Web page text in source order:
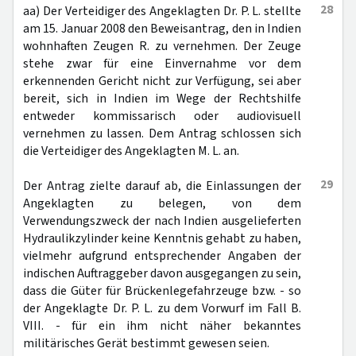
28
aa) Der Verteidiger des Angeklagten Dr. P. L. stellte
am 15. Januar 2008 den Beweisantrag, den in Indien
wohnhaften Zeugen R. zu vernehmen. Der Zeuge
stehe zwar für eine Einvernahme vor dem
erkennenden Gericht nicht zur Verfügung, sei aber
bereit, sich in Indien im Wege der Rechtshilfe
entweder kommissarisch oder audiovisuell
vernehmen zu lassen. Dem Antrag schlossen sich
die Verteidiger des Angeklagten M. L. an.
29
Der Antrag zielte darauf ab, die Einlassungen der
Angeklagten zu belegen, von dem
Verwendungszweck der nach Indien ausgelieferten
Hydraulikzylinder keine Kenntnis gehabt zu haben,
vielmehr aufgrund entsprechender Angaben der
indischen Auftraggeber davon ausgegangen zu sein,
dass die Güter für Brückenlegefahrzeuge bzw. - so
der Angeklagte Dr. P. L. zu dem Vorwurf im Fall B.
VIII. - für ein ihm nicht näher bekanntes
militärisches Gerät bestimmt gewesen seien.